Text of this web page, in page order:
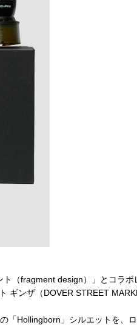
（fragment design）」とコラ
ンザ（DOVER STREET
Hollingborn」シルエットを、